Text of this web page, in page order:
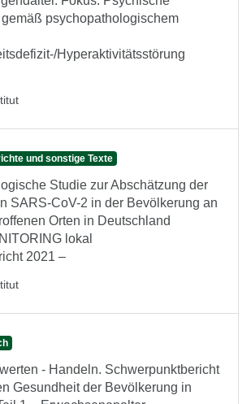
psychopathologischem
Hyperaktivitätsstörung
und sonstige Texte
Studie zur Abschätzung der
SARS-CoV-2 in der Bevölkerung an
Orten in Deutschland
lokal
2021 –
- Handeln. Schwerpunktbericht
Gesundheit der Bevölkerung in